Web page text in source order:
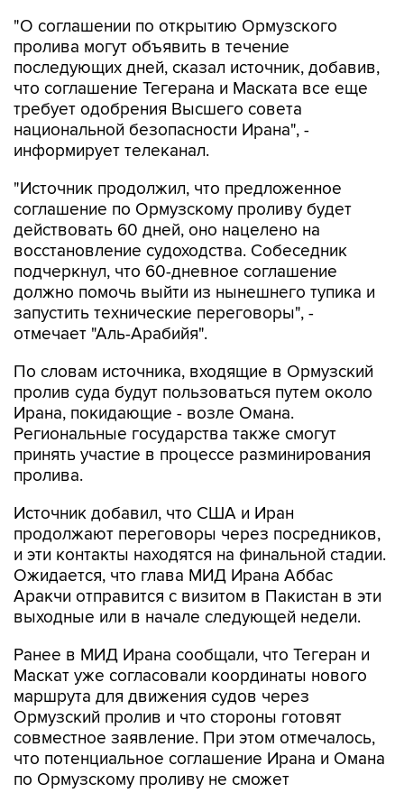
"О соглашении по открытию Ормузского
пролива могут объявить в течение
последующих дней, сказал источник, добавив,
что соглашение Тегерана и Маската все еще
требует одобрения Высшего совета
национальной безопасности Ирана", -
информирует телеканал.
"Источник продолжил, что предложенное
соглашение по Ормузскому проливу будет
действовать 60 дней, оно нацелено на
восстановление судоходства. Собеседник
подчеркнул, что 60-дневное соглашение
должно помочь выйти из нынешнего тупика и
запустить технические переговоры", -
отмечает "Аль-Арабийя".
По словам источника, входящие в Ормузский
пролив суда будут пользоваться путем около
Ирана, покидающие - возле Омана.
Региональные государства также смогут
принять участие в процессе разминирования
пролива.
Источник добавил, что США и Иран
продолжают переговоры через посредников,
и эти контакты находятся на финальной стадии.
Ожидается, что глава МИД Ирана Аббас
Аракчи отправится с визитом в Пакистан в эти
выходные или в начале следующей недели.
Ранее в МИД Ирана сообщали, что Тегеран и
Маскат уже согласовали координаты нового
маршрута для движения судов через
Ормузский пролив и что стороны готовят
совместное заявление. При этом отмечалось,
что потенциальное соглашение Ирана и Омана
по Ормузскому проливу не сможет